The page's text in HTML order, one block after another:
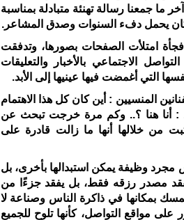
ما جمعنا رسالة تهنئة متبادلة بمناسبة
يحمل دفء السنوات وصدق المشاعر .
امتلأت الصفحات بصورها، وتدفقت
الاجتماعي بالأخبار والتعليقات
التي أغمضت فيها عينيها إلى الأبد.
المنسيين : أين كان كل هذا الاهتمام
هنا ؟.. وكم مرة خرجت تبحث عن
من خلالها أنها ما زالت قادرة على
مجرد وظيفة يمكن استبدالها بأخرى، بل
مصدر رزقه فقط، بل يفقد جزءًا من
بمكانها في ذاكرة الناس وصناعة لا
مواقع التواصل، كأنها تلوح للجميع